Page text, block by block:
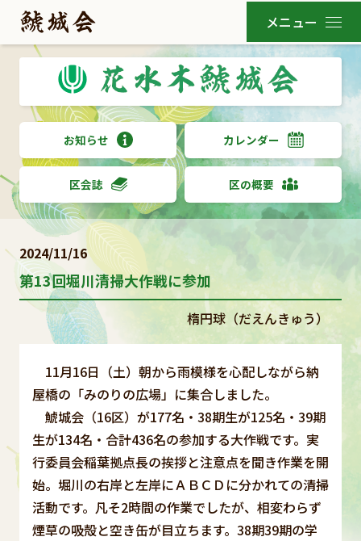
お知らせ カレンダー
区会誌 区の概要
2024/11/16
第13回堀川清掃大作戦に参加
楕円球（だえんきゅう）
11月16日（土）朝から雨模様を心配しながら納
屋橋の「みのりの広場」に集合しました。
鯱城会（16区）が177名・38期生が125名・39期
生が134名・合計436名の参加する大作戦です。実
行委員会稲葉拠点長の挨拶と注意点を聞き作業を開
始。堀川の右岸と左岸にＡＢＣＤに分かれての清掃
活動です。凡そ2時間の作業でしたが、相変わらず
煙草の吸殻と空き缶が目立ちます。38期39期の学